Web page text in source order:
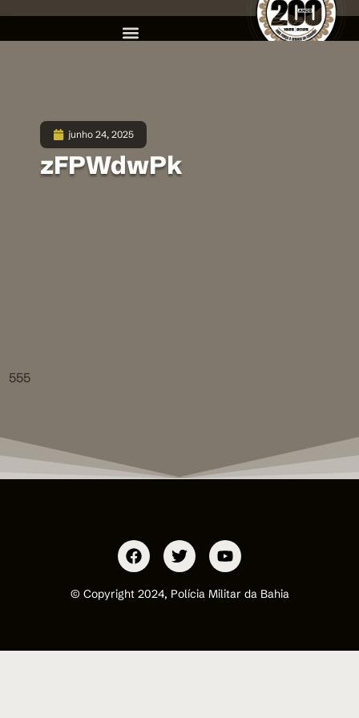
junho 24, 2025
zFPWdwPk
555
© Copyright 2024, Polícia Militar da Bahia